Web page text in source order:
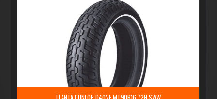
LLANTA DUNLOP D402F MT90B16 72H SWW